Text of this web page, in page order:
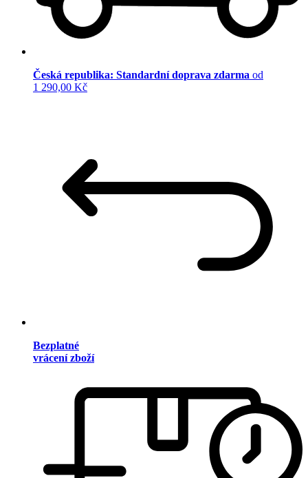
Česká republika: Standardní doprava zdarma od
1 290,00 Kč
Bezplatné
vrácení zboží